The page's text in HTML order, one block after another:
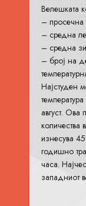
Велешката
– просечна
– средна
– средна
– број на
Најстуден
август. Ова
изнесува
годишно
часа.
западниот